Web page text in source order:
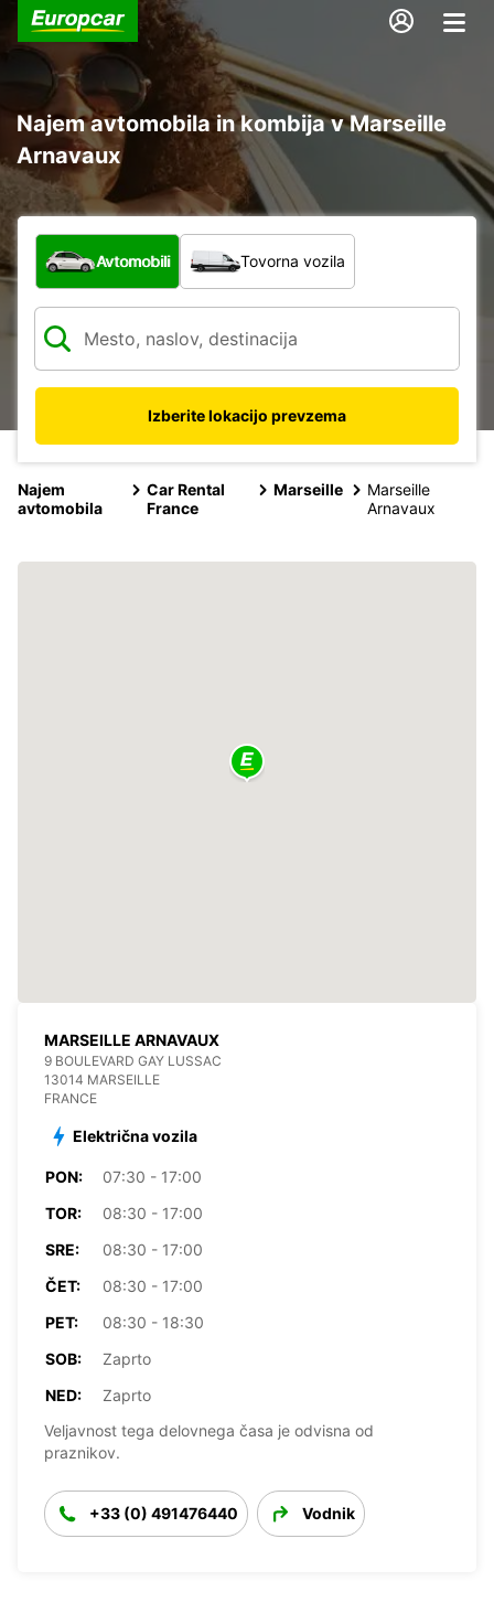
Najem avtomobila in kombija v Marseille
Arnavaux
Katera vrsta vozila?
Avtomobili Tovorna vozila
Izberite lokacijo prevzema
Najem
avtomobila
Car Rental
France
Marseille
Marseille
Arnavaux
MARSEILLE ARNAVAUX
9 BOULEVARD GAY LUSSAC
13014 MARSEILLE
FRANCE
Električna vozila
PON:
07:30 - 17:00
TOR:
08:30 - 17:00
SRE:
08:30 - 17:00
ČET:
08:30 - 17:00
PET:
08:30 - 18:30
SOB:
Zaprto
NED:
Zaprto
Veljavnost tega delovnega časa je odvisna od
praznikov.
+33 (0) 491476440 Vodnik